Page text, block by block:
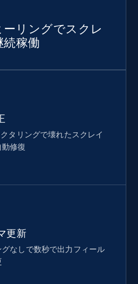
リングでスクレ
続稼働
タリングで壊れたスクレイ
修復
更新
なしで数秒で出力フィール